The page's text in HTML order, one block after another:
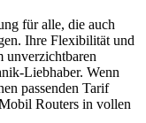
für alle, die auch
Ihre Flexibilität und
unverzichtbaren
Liebhaber. Wenn
passenden Tarif
Routers in vollen